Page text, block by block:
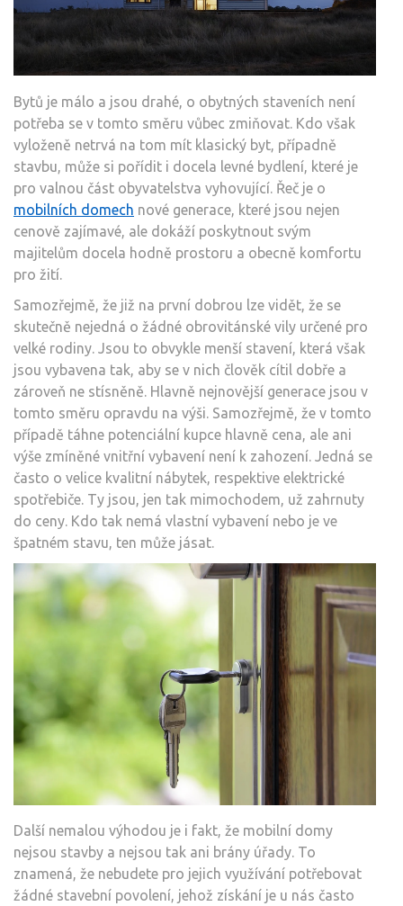
Bytů je málo a jsou drahé, o obytných staveních není
potřeba se v tomto směru vůbec zmiňovat. Kdo však
vyloženě netrvá na tom mít klasický byt, případně
stavbu, může si pořídit i docela levné bydlení, které je
pro valnou část obyvatelstva vyhovující. Řeč je o
mobilních domech nové generace, které jsou nejen
cenově zajímavé, ale dokáží poskytnout svým
majitelům docela hodně prostoru a obecně komfortu
pro žití.
Samozřejmě, že již na první dobrou lze vidět, že se
skutečně nejedná o žádné obrovitánské vily určené pro
velké rodiny. Jsou to obvykle menší stavení, která však
jsou vybavena tak, aby se v nich člověk cítil dobře a
zároveň ne stísněně. Hlavně nejnovější generace jsou v
tomto směru opravdu na výši. Samozřejmě, že v tomto
případě táhne potenciální kupce hlavně cena, ale ani
výše zmíněné vnitřní vybavení není k zahození. Jedná se
často o velice kvalitní nábytek, respektive elektrické
spotřebiče. Ty jsou, jen tak mimochodem, už zahrnuty
do ceny. Kdo tak nemá vlastní vybavení nebo je ve
špatném stavu, ten může jásat.
Další nemalou výhodou je i fakt, že mobilní domy
nejsou stavby a nejsou tak ani brány úřady. To
znamená, že nebudete pro jejich využívání potřebovat
žádné stavební povolení, jehož získání je u nás často